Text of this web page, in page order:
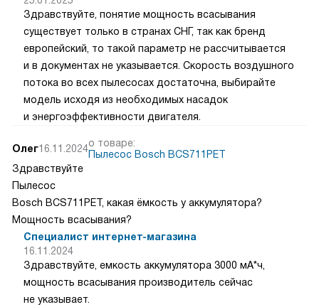
Здравствуйте, понятие мощность всасывания
существует только в странах СНГ, так как бренд
европейский, то такой параметр не рассчитывается
и в документах не указывается. Скорость воздушного
потока во всех пылесосах достаточна, выбирайте
модель исходя из необходимых насадок
и энергоэффективности двигателя.
Олег16.11.2024о товаре:
Пылесос Bosch BCS711PET
Здравствуйте
Пылесос
Bosch BCS711PET, какая ёмкость у аккумулятора?
Мощность всасывания?
Специалист интернет-магазина
16.11.2024
Здравствуйте, емкость аккумулятора 3000 мА*ч,
мощность всасывания производитель сейчас
не указывает.